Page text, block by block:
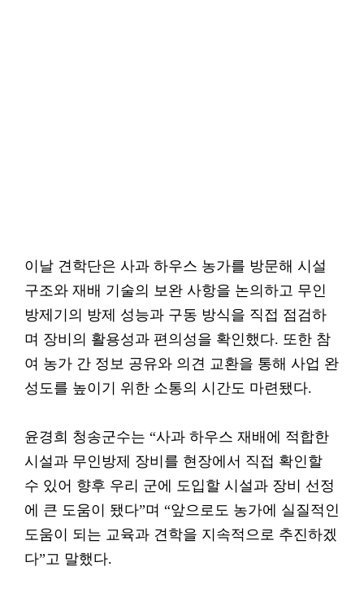
이날 견학단은 사과 하우스 농가를 방문해 시설
구조와 재배 기술의 보완 사항을 논의하고 무인
방제기의 방제 성능과 구동 방식을 직접 점검하
며 장비의 활용성과 편의성을 확인했다. 또한 참
여 농가 간 정보 공유와 의견 교환을 통해 사업 완
성도를 높이기 위한 소통의 시간도 마련됐다.
윤경희 청송군수는 “사과 하우스 재배에 적합한
시설과 무인방제 장비를 현장에서 직접 확인할
수 있어 향후 우리 군에 도입할 시설과 장비 선정
에 큰 도움이 됐다”며 “앞으로도 농가에 실질적인
도움이 되는 교육과 견학을 지속적으로 추진하겠
다”고 말했다.